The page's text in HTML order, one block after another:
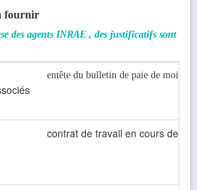
fournir
des agents INRAE , des justificatifs sont
entête du bulletin de paie de moins
contrat de travail en cours de